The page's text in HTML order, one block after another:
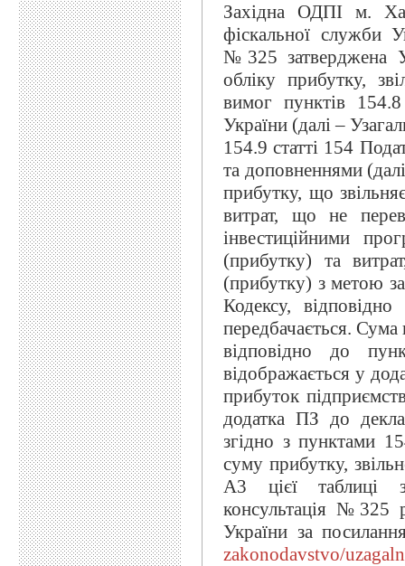
Західна ОДПІ м.
фіскальної служби
№325 затверджена
обліку прибутку,
вимог пунктів
України (далі –
154.9 статті 154
та доповненнями
прибутку, що
витрат, що не
інвестиційними
(прибутку) та
(прибутку) з метою
Кодексу,
передбачається. Сума
відповідно до
відображається у
прибуток
додатка ПЗ до
згідно з пунктами
суму прибутку,
А3 цієї таблиці
консультація №325
України за
zakonodavstvo/